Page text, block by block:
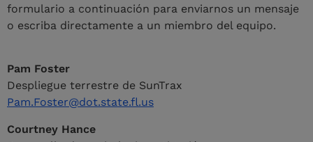
formulario a continuación para enviarnos un mensaje
o escriba directamente a un miembro del equipo.
Pam Foster
Despliegue terrestre de SunTrax
Pam.Foster@dot.state.fl.us
Courtney Hance